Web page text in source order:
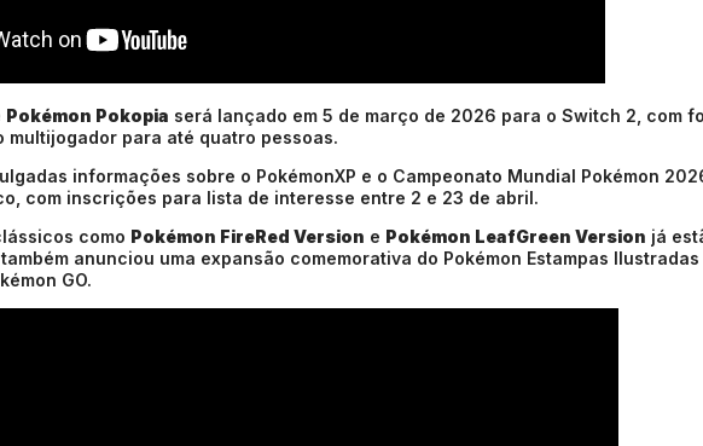
Pokémon Pokopia será lançado em 5 de março de 2026 para o Switch 2, com
multijogador para até quatro pessoas.
informações sobre o PokémonXP e o Campeonato Mundial Pokémon
com inscrições para lista de interesse entre 2 e 23 de abril.
como Pokémon FireRed Version e Pokémon LeafGreen Version já
anunciou uma expansão comemorativa do Pokémon Estampas Ilustradas
GO.